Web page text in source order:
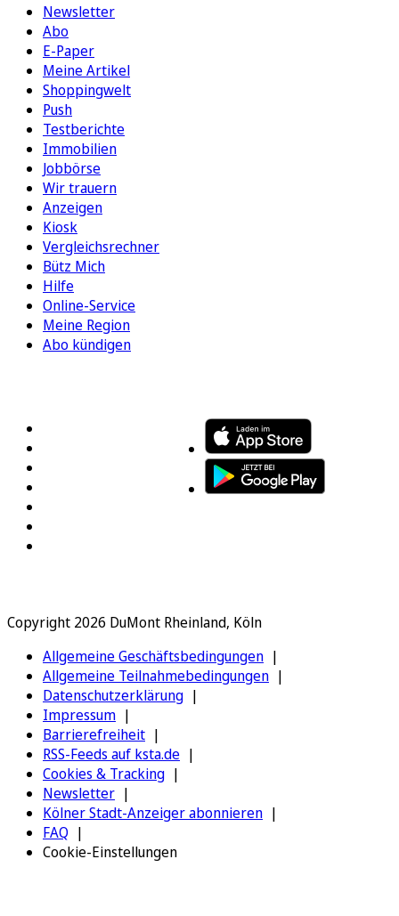
Newsletter
Abo
E-Paper
Meine Artikel
Shoppingwelt
Push
Testberichte
Immobilien
Jobbörse
Wir trauern
Anzeigen
Kiosk
Vergleichsrechner
Bütz Mich
Hilfe
Online-Service
Meine Region
Abo kündigen
Copyright 2026 DuMont Rheinland, Köln
Allgemeine Geschäftsbedingungen
Allgemeine Teilnahmebedingungen
Datenschutzerklärung
Impressum
Barrierefreiheit
RSS-Feeds auf ksta.de
Cookies & Tracking
Newsletter
Kölner Stadt-Anzeiger abonnieren
FAQ
Cookie-Einstellungen